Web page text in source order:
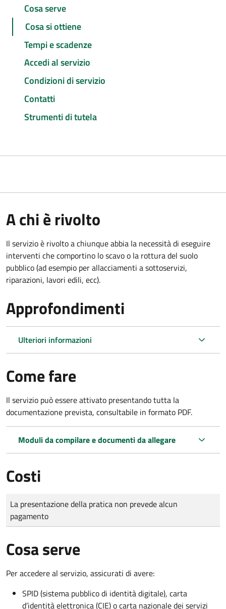
Cosa serve
Cosa si ottiene
Tempi e scadenze
Accedi al servizio
Condizioni di servizio
Contatti
Strumenti di tutela
A chi è rivolto
Il servizio è rivolto a chiunque abbia la necessità di eseguire
interventi che comportino lo scavo o la rottura del suolo
pubblico (ad esempio per allacciamenti a sottoservizi,
riparazioni, lavori edili, ecc).
Approfondimenti
Ulteriori informazioni
Come fare
Il servizio può essere attivato presentando tutta la
documentazione prevista, consultabile in formato PDF.
Moduli da compilare e documenti da allegare
Costi
Tipo di pagamento
Importo
La presentazione della pratica non prevede alcun
pagamento
Cosa serve
Per accedere al servizio, assicurati di avere:
SPID (sistema pubblico di identità digitale), carta
d’identità elettronica (CIE) o carta nazionale dei servizi